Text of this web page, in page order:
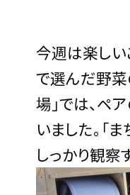
今週は楽しい
で選んだ野菜
場」では、ペ
いました。「
しっかり観察